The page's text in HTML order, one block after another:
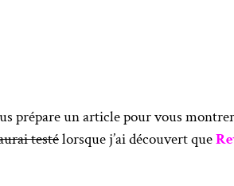
prépare un article pour vous
testélorsque j’ai découvert que